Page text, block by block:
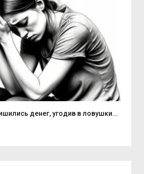
денег, угодив в ловушки...